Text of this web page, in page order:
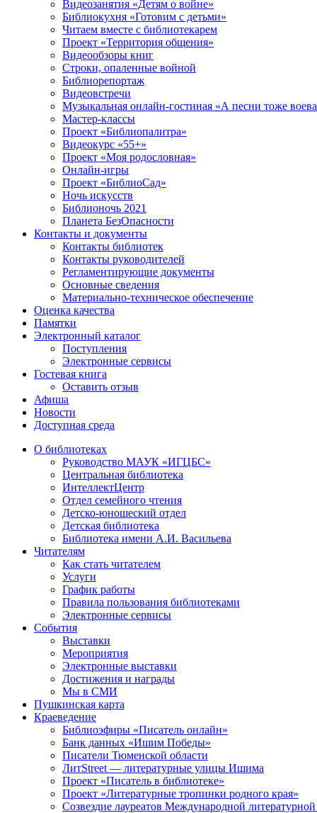
Видеозанятия «Детям о войне»
Библиокухня «Готовим с детьми»
Читаем вместе с библиотекарем
Проект «Территория общения»
Видеообзоры книг
Строки, опаленные войной
Библиорепортаж
Видеовстречи
Музыкальная онлайн-гостиная «А песни тоже
Мастер-классы
Проект «Библиопалитра»
Видеокурс «55+»
Проект «Моя родословная»
Онлайн-игры
Проект «БиблиоСад»
Ночь искусств
Библионочь 2021
Планета БезОпасности
Контакты и документы
Контакты библиотек
Контакты руководителей
Регламентирующие документы
Основные сведения
Материально-техническое обеспечение
Оценка качества
Памятки
Электронный каталог
Поступления
Электронные сервисы
Гостевая книга
Оставить отзыв
Афиша
Новости
Доступная среда
О библиотеках
Руководство МАУК «ИГЦБС»
Центральная библиотека
ИнтеллектЦентр
Отдел семейного чтения
Детско-юношеский отдел
Детская библиотека
Библиотека имени А.И. Васильева
Читателям
Как стать читателем
Услуги
График работы
Правила пользования библиотеками
Электронные сервисы
События
Выставки
Мероприятия
Электронные выставки
Достижения и награды
Мы в СМИ
Пушкинская карта
Краеведение
Библиоэфиры «Писатель онлайн»
Банк данных «Ишим Победы»
Писатели Тюменской области
ЛитStreet — литературные улицы Ишима
Проект «Писатель в библиотеке»
Проект «Литературные тропинки родного края»
Созвездие лауреатов Международной